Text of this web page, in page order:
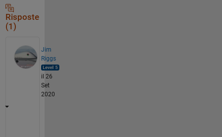
Risposte
(1)
Jim
Riggs
il 26
Set
2020